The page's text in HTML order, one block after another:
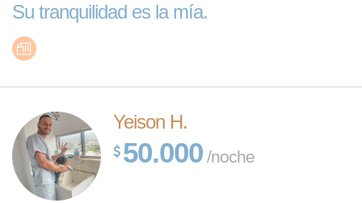
Su tranquilidad es la mía.
Yeison H.
50.000 /noche